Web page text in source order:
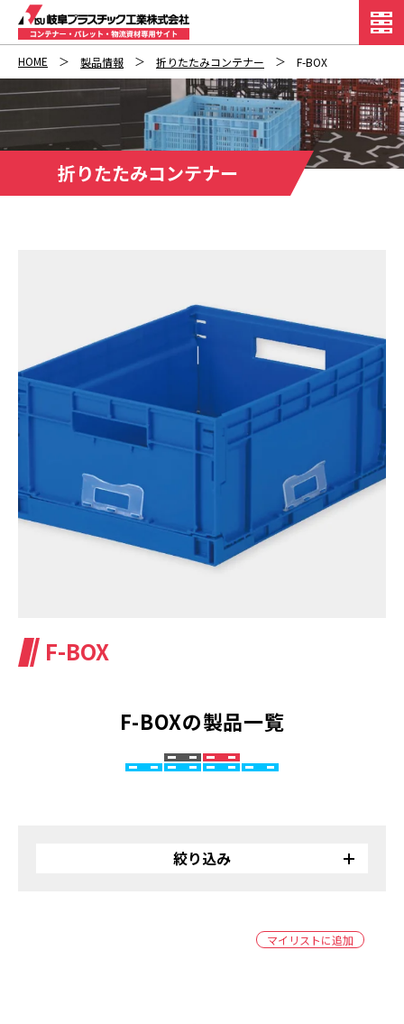
HOME 製品情報 折りたたみコンテナー F-BOX
折りたたみコンテナー
F-BOX
F-BOXの製品一覧
絞り込み
マイリストに追加